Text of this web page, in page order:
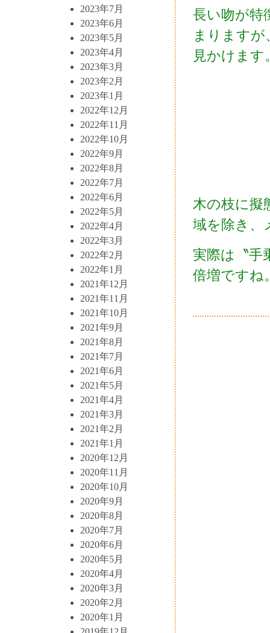
2023年7月
2023年6月
2023年5月
2023年4月
2023年3月
2023年2月
2023年1月
2022年12月
2022年11月
2022年10月
2022年9月
2022年8月
2022年7月
2022年6月
2022年5月
2022年4月
2022年3月
2022年2月
2022年1月
2021年12月
2021年11月
2021年10月
2021年9月
2021年8月
2021年7月
2021年6月
2021年5月
2021年4月
2021年3月
2021年2月
2021年1月
2020年12月
2020年11月
2020年10月
2020年9月
2020年8月
2020年7月
2020年6月
2020年5月
2020年4月
2020年3月
2020年2月
2020年1月
長い吻が特
まります
見かけます
木の枝に擬
域を除き、
実際は〝手
倍増ですね